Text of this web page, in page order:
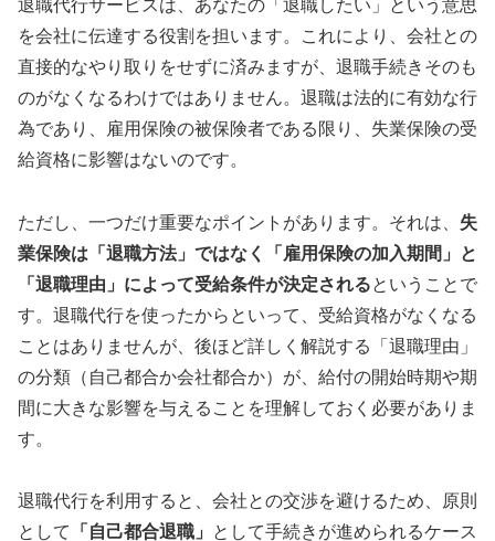
退職代行サービスは、あなたの「退職したい」という意思
を会社に伝達する役割を担います。これにより、会社との
直接的なやり取りをせずに済みますが、退職手続きそのも
のがなくなるわけではありません。退職は法的に有効な行
為であり、雇用保険の被保険者である限り、失業保険の受
給資格に影響はないのです。
ただし、一つだけ重要なポイントがあります。それは、 失
業保険は「退職方法」ではなく「雇用保険の加入期間」と
「退職理由」によって受給条件が決定されるということで
す。退職代行を使ったからといって、受給資格がなくなる
ことはありませんが、後ほど詳しく解説する「退職理由」
の分類（自己都合か会社都合か）が、給付の開始時期や期
間に大きな影響を与えることを理解しておく必要がありま
す。
退職代行を利用すると、会社との交渉を避けるため、原則
として
「自己都合退職」
として手続きが進められるケース